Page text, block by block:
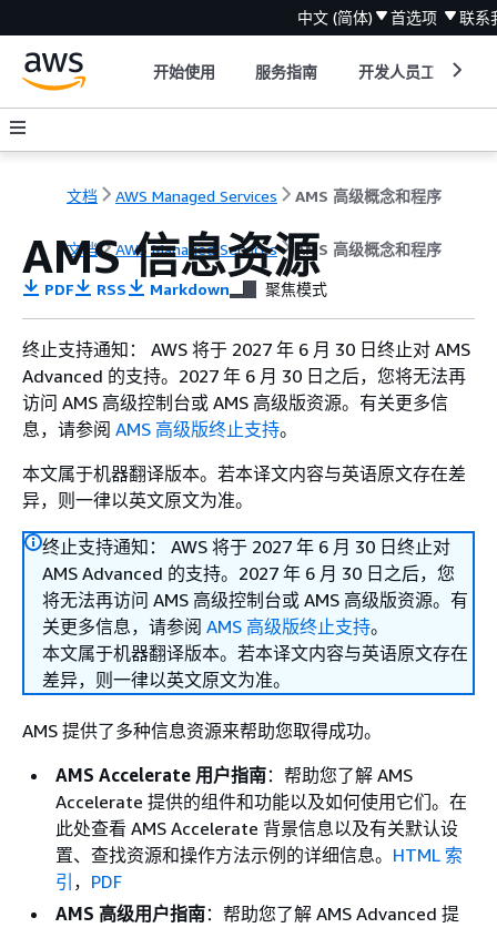
中文 (简体) 首选项 联系
开始使用 服务指南 开发人员工具
文档 AWS Managed Services AMS 高级概念和程序
文档 AWS Managed Services AMS 高级概念和程序
AMS 信息资源
PDF RSS Markdown 聚焦模式
终止支持通知： AWS 将于 2027 年 6 月 30 日终止对 AMS
Advanced 的支持。2027 年 6 月 30 日之后，您将无法再
访问 AMS 高级控制台或 AMS 高级版资源。有关更多信
息，请参阅 AMS 高级版终止支持。
本文属于机器翻译版本。若本译文内容与英语原文存在差
异，则一律以英文原文为准。
终止支持通知： AWS 将于 2027 年 6 月 30 日终止对
AMS Advanced 的支持。2027 年 6 月 30 日之后，您
将无法再访问 AMS 高级控制台或 AMS 高级版资源。有
关更多信息，请参阅 AMS 高级版终止支持。
本文属于机器翻译版本。若本译文内容与英语原文存在
差异，则一律以英文原文为准。
AMS 提供了多种信息资源来帮助您取得成功。
AMS Accelerate 用户指南：帮助您了解 AMS
Accelerate 提供的组件和功能以及如何使用它们。在
此处查看 AMS Accelerate 背景信息以及有关默认设
置、查找资源和操作方法示例的详细信息。 HTML 索
引 ， PDF
AMS 高级用户指南：帮助您了解 AMS Advanced 提